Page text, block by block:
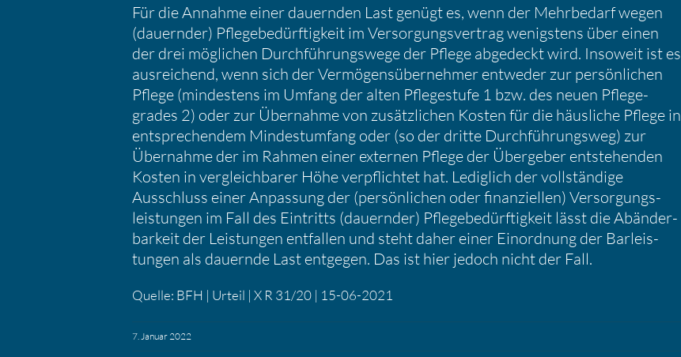
Für die Annahme einer dauernden Last genügt es, wenn der Mehrbe­darf wegen
(dauernder) Pflege­be­dürf­tig­keit im Versor­gungs­ver­trag wenigs­tens über einen
der drei mögli­chen Durch­füh­rungs­wege der Pflege abgedeckt wird. Insoweit ist es
ausrei­chend, wenn sich der Vermö­gens­über­nehmer entweder zur persön­li­chen
Pflege (mindes­tens im Umfang der alten Pflege­stufe 1 bzw. des neuen Pflege­
grades 2) oder zur Übernahme von zusätz­li­chen Kosten für die häusliche Pflege in
entspre­chendem Mindest­um­fang oder (so der dritte Durch­füh­rungsweg) zur
Übernahme der im Rahmen einer externen Pflege der Übergeber entste­henden
Kosten in vergleich­barer Höhe verpflichtet hat. Ledig­lich der vollstän­dige
Ausschluss einer Anpas­sung der (persön­li­chen oder finan­zi­ellen) Versor­gungs­
leis­tungen im Fall des Eintritts (dauernder) Pflege­be­dürf­tig­keit lässt die Abänder­
bar­keit der Leistungen entfallen und steht daher einer Einord­nung der Barleis­
tungen als dauernde Last entgegen. Das ist hier jedoch nicht der Fall.
Quelle: BFH | Urteil | X R 31/20 | 15-06-2021
7. Januar 2022